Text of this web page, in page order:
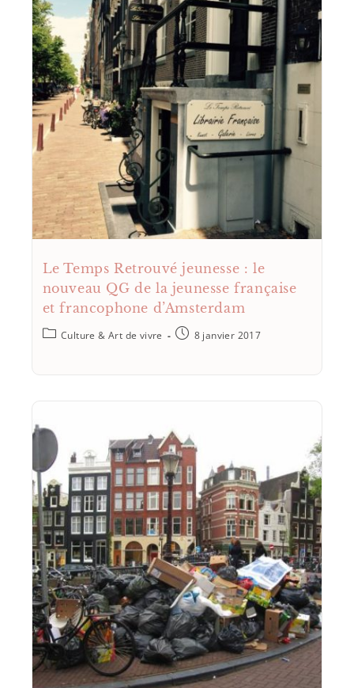
Le Temps Retrouvé jeunesse : le
nouveau QG de la jeunesse française
et francophone d’Amsterdam
Culture & Art de vivre 8 janvier 2017